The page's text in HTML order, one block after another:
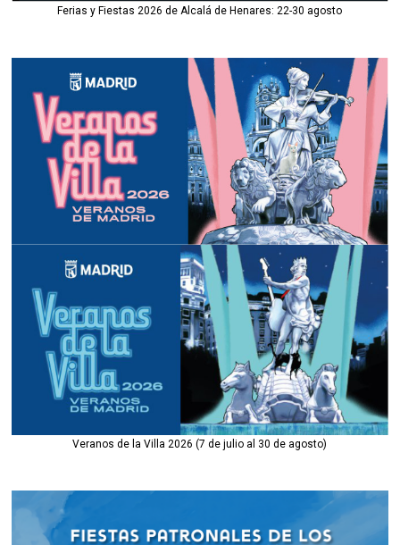
Ferias y Fiestas 2026 de Alcalá de Henares: 22-30 agosto
Veranos de la Villa 2026 (7 de julio al 30 de agosto)